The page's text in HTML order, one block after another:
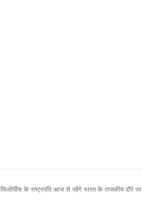
फिलीपींस के राष्ट्रपति आज से रहेंगे भारत के राजकीय दौरे पर